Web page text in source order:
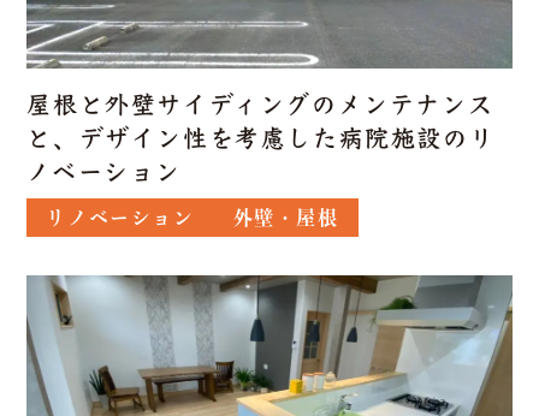
屋根と外壁サイディングのメンテナンス
と、デザイン性を考慮した病院施設のリ
ノベーション
リノベーション 外壁・屋根